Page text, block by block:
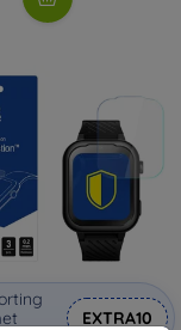
EXTRA10